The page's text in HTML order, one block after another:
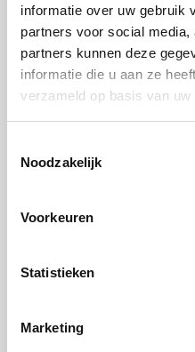
informatie over uw gebruik
partners voor social
partners kunnen deze
informatie die u aan ze
verzameld op basis van
Noodzakelijk
Voorkeuren
Statistieken
Marketing
met de aardappelen en
kaas.
Hetelucht Plus
Breng de rode wijn met